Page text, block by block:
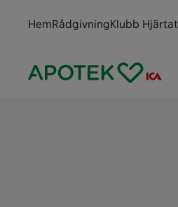
HemRådgivningKlubb Hjärtat